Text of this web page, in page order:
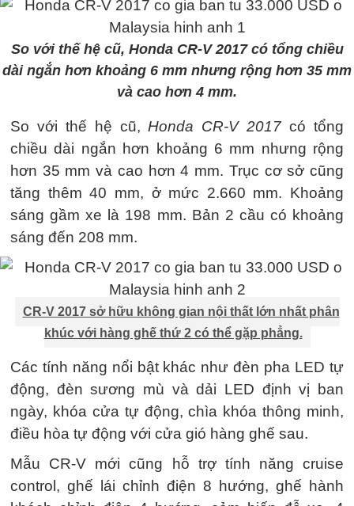
So với thế hệ cũ, Honda CR-V 2017 có tổng chiều
dài ngắn hơn khoảng 6 mm nhưng rộng hơn 35 mm
và cao hơn 4 mm.
So với thế hệ cũ, Honda CR-V 2017 có tổng
chiều dài ngắn hơn khoảng 6 mm nhưng rộng
hơn 35 mm và cao hơn 4 mm. Trục cơ sở cũng
tăng thêm 40 mm, ở mức 2.660 mm. Khoảng
sáng gầm xe là 198 mm. Bản 2 cầu có khoảng
sáng đến 208 mm.
CR-V 2017 sở hữu không gian nội thất lớn nhất phân
khúc với hàng ghế thứ 2 có thể gặp phẳng.
Các tính năng nổi bật khác như đèn pha LED tự
động, đèn sương mù và dải LED định vị ban
ngày, khóa cửa tự động, chìa khóa thông minh,
điều hòa tự động với cửa gió hàng ghế sau.
Mẫu CR-V mới cũng hỗ trợ tính năng cruise
control, ghế lái chỉnh điện 8 hướng, ghế hành